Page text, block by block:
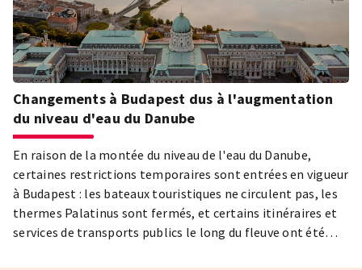
Changements à Budapest dus à l'augmentation
du niveau d'eau du Danube
En raison de la montée du niveau de l'eau du Danube,
certaines restrictions temporaires sont entrées en vigueur
à Budapest : les bateaux touristiques ne circulent pas, les
thermes Palatinus sont fermés, et certains itinéraires et
services de transports publics le long du fleuve ont été